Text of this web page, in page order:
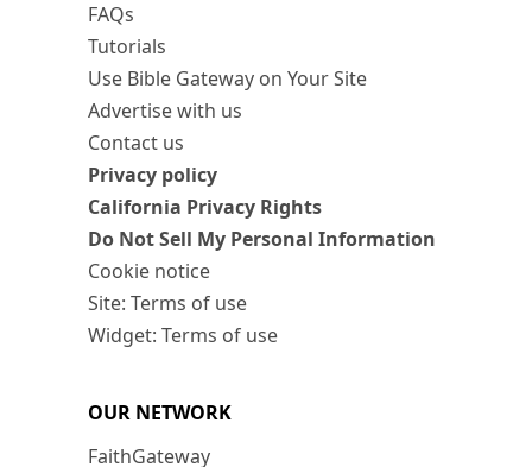
FAQs
Tutorials
Use Bible Gateway on Your Site
Advertise with us
Contact us
Privacy policy
California Privacy Rights
Do Not Sell My Personal Information
Cookie notice
Site: Terms of use
Widget: Terms of use
OUR NETWORK
FaithGateway